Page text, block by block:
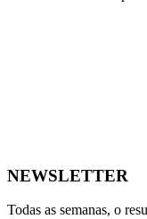
NEWSLETTER
Todas as semanas, o